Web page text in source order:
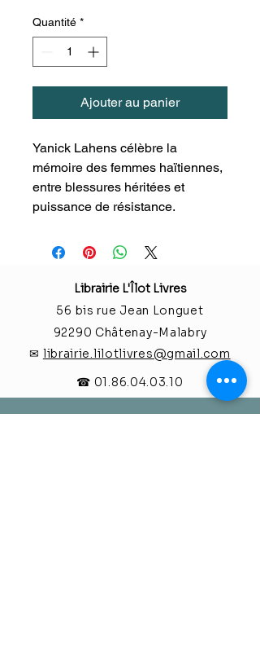
Quantité *
Ajouter au panier
Yanick Lahens célèbre la
mémoire des femmes haïtiennes,
entre blessures héritées et
puissance de résistance.
Librairie L'Îlot Livres
56 bis rue Jean Longuet
92290 Châtenay-M alabry
✉ librairie.lilotlivres@gmail.com
☎ 01.86.04.03.10